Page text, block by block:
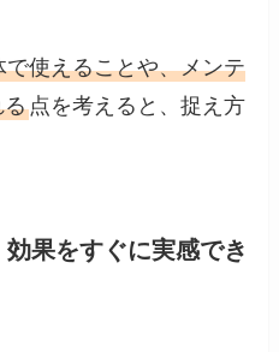
で使えることや、メンテ
る点を考えると、捉え方
果をすぐに実感でき